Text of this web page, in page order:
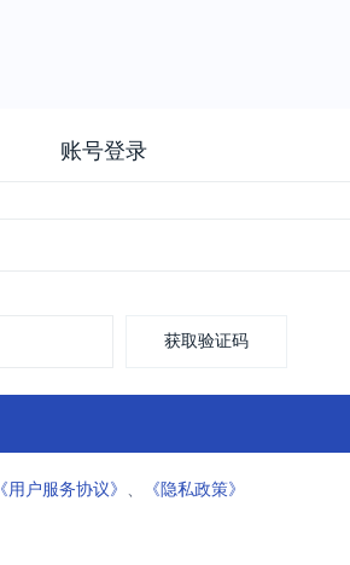
账号登录
获取验证码
《用户服务协议》 、 《隐私政策》